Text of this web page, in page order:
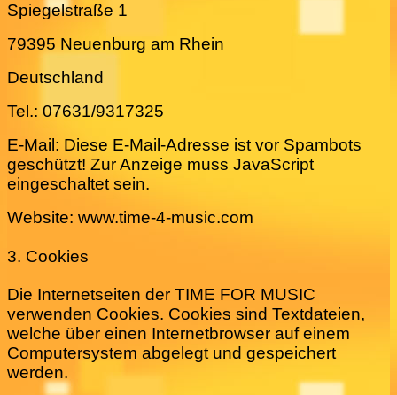
Spiegelstraße 1
79395 Neuenburg am Rhein
Deutschland
Tel.: 07631/9317325
E-Mail: Diese E-Mail-Adresse ist vor Spambots
geschützt! Zur Anzeige muss JavaScript
eingeschaltet sein.
Website: www.time-4-music.com
3. Cookies
Die Internetseiten der TIME FOR MUSIC
verwenden Cookies. Cookies sind Textdateien,
welche über einen Internetbrowser auf einem
Computersystem abgelegt und gespeichert
werden.